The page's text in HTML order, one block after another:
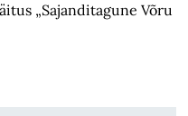
„Sajanditagune Võru